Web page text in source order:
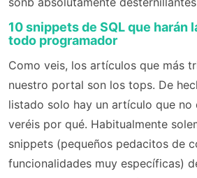
10 snippets de SQL que harán
todo programador
Como veis, los artículos que más
nuestro portal son los tops. De
listado solo hay un artículo que no
veréis por qué. Habitualmente
snippets (pequeños pedacitos de
funcionalidades muy específicas)